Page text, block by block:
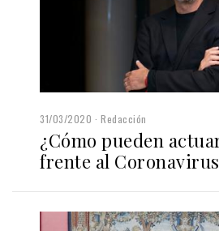
31/03/2020 Redacción
¿Cómo pueden
frente al